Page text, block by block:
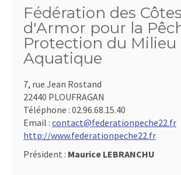
Fédération des Côtes
d'Armor pour la
Protection du Milieu
Aquatique
7, rue Jean Rostand
22440 PLOUFRAGAN
Téléphone : 02.96.68.15.40
Email : contact@federationpeche22.fr
http://www.federationpeche22.fr
Président : Maurice LEBRANCHU